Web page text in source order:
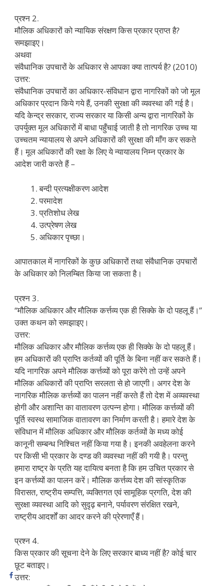
प्रश्न 2.
मौलिक अधिकारों को न्यायिक संरक्षण किस प्रकार प्राप्त है?
समझाइए।
अथवा
संवैधानिक उपचारों के अधिकार से आपका क्या तात्पर्य है? (2010)
उत्तर:
संवैधानिक उपचारों का अधिकार-संविधान द्वारा नागरिकों को जो मूल
अधिकार प्रदान किये गये हैं, उनकी सुरक्षा की व्यवस्था की गई है।
यदि केन्द्र सरकार, राज्य सरकार या किसी अन्य द्वारा नागरिकों के
उपर्युक्त मूल अधिकारों में बाधा पहुँचाई जाती है तो नागरिक उच्च या
उच्चतम न्यायालय से अपने अधिकारों की सुरक्षा की माँग कर सकते
हैं। मूल अधिकारों की रक्षा के लिए ये न्यायालय निम्न प्रकार के
आदेश जारी करते हैं –
बन्दी प्रत्यक्षीकरण आदेश
परमादेश
प्रतिशोध लेख
उत्प्रेषण लेख
अधिकार पृच्छा।
आपातकाल में नागरिकों के कुछ अधिकारों तथा संवैधानिक उपचारों
के अधिकार को निलम्बित किया जा सकता है।
प्रश्न 3.
“मौलिक अधिकार और मौलिक कर्त्तव्य एक ही सिक्के के दो पहलू हैं।”
उक्त कथन को समझाइए।
उत्तर:
मौलिक अधिकार और मौलिक कर्त्तव्य एक ही सिक्के के दो पहलू हैं।
हम अधिकारों की प्राप्ति कर्तव्यों की पूर्ति के बिना नहीं कर सकते हैं।
यदि नागरिक अपने मौलिक कर्त्तव्यों को पूरा करेंगे तो उन्हें अपने
मौलिक अधिकारों की प्राप्ति सरलता से हो जाएगी। अगर देश के
नागरिक मौलिक कर्त्तव्यों का पालन नहीं करते हैं तो देश में अव्यवस्था
होगी और अशान्ति का वातावरण उत्पन्न होगा। मौलिक कर्त्तव्यों की
पूर्ति स्वस्थ सामाजिक वातावरण का निर्माण करती है। हमारे देश के
संविधान में मौलिक अधिकार और मौलिक कर्तव्यों के मध्य कोई
कानूनी सम्बन्ध निश्चित नहीं किया गया है। इनकी अवहेलना करने
पर किसी भी प्रकार के दण्ड की व्यवस्था नहीं की गयी है। परन्तु
हमारा राष्ट्र के प्रति यह दायित्व बनता है कि हम उचित प्रकार से
इन कर्त्तव्यों का पालन करें। मौलिक कर्त्तव्य देश की सांस्कृतिक
विरासत, राष्ट्रीय सम्पत्ति, व्यक्तिगत एवं सामूहिक प्रगति, देश की
सुरक्षा व्यवस्था आदि को सुदृढ़ बनाने, पर्यावरण संरक्षित रखने,
राष्ट्रीय आदर्शों का आदर करने की प्रेरणाएँ हैं।
प्रश्न 4.
किस प्रकार की सूचना देने के लिए सरकार बाध्य नहीं है? कोई चार
छूट बताइए।
उत्तर: